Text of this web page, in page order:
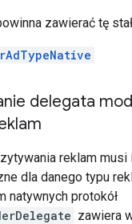
zawierać tę
delegata
reklam
dla danego typu
natywnych protokół
zawiera